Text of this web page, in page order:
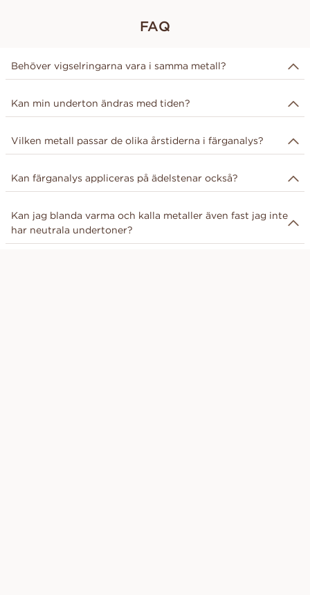
FAQ
Behöver vigselringarna vara i samma metall?
Nej, era ringar behöver inte vara i samma metall, även
fast många par väljer samma färg för en enhetlig look. Vi
känner dig mest bekväm.
Kan min underton ändras med tiden?
Nej, din underton kan inte ändras med tiden, men den
kan upplevas skifta på grund av förändringar i
Vilken metall passar de olika årstiderna i färganalys?
De varma årstiderna, vår och höst, kommer att skina
starkast i gul- och roséguld. Medan de kalla årstiderna,
platina.
Kan färganalys appliceras på ädelstenar också?
Ja, olika ädelstenar kan komplettera olika undertoner. Till
exempel, morganit och champagne diamanter
kompletterar varma undertoner, medan safirer och
Kan jag blanda varma och kalla metaller även fast jag inte
har neutrala undertoner?